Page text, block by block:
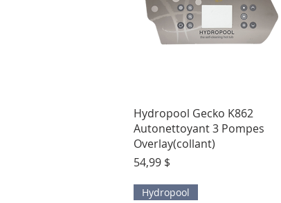
Aperçu rapide
Hydropool Gecko K862
Autonettoyant 3 Pompes
Overlay(collant)
Prix
54,99 $
Hydropool